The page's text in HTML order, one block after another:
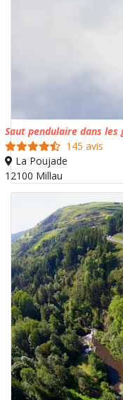
Saut pendulaire dans les
145 avis
La Poujade
12100 Millau